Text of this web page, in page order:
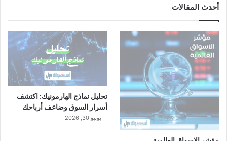
أحدث المقالات
تحليل نماذج الهارمونيك: اكتشف
أسرار السوق وضاعف أرباحك
يونيو 30, 2026